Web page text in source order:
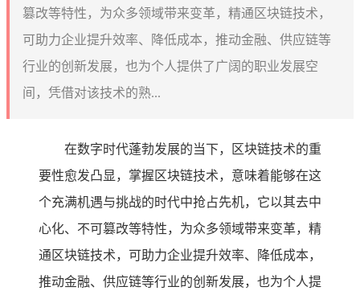
篡改等特性，为众多领域带来变革，精通区块链技术，
可助力企业提升效率、降低成本，推动金融、供应链等
行业的创新发展，也为个人提供了广阔的职业发展空
间，凭借对该技术的熟...
在数字时代蓬勃发展的当下，区块链技术的重
要性愈发凸显，掌握区块链技术，意味着能够在这
个充满机遇与挑战的时代中抢占先机，它以其去中
心化、不可篡改等特性，为众多领域带来变革，精
通区块链技术，可助力企业提升效率、降低成本，
推动金融、供应链等行业的创新发展，也为个人提